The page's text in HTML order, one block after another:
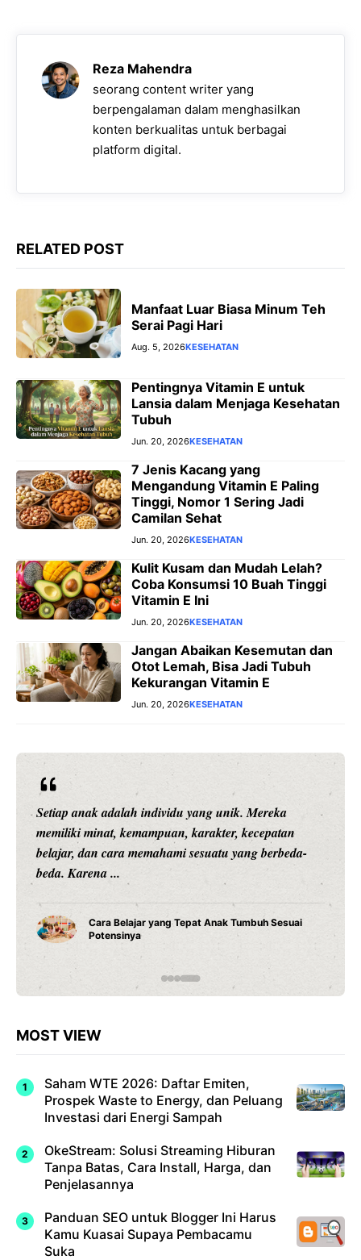
b s
A
p
g
r
a
m
e
n
g
e
r
L
i
n
k
Reza Mahendra
seorang content writer yang
berpengalaman dalam menghasilkan
konten berkualitas untuk berbagai
platform digital.
RELATED POST
Manfaat Luar Biasa Minum Teh
Serai Pagi Hari
Aug. 5, 2026KESEHATAN
Pentingnya Vitamin E untuk
Lansia dalam Menjaga Kesehatan
Tubuh
Jun. 20, 2026KESEHATAN
7 Jenis Kacang yang
Mengandung Vitamin E Paling
Tinggi, Nomor 1 Sering Jadi
Camilan Sehat
Jun. 20, 2026KESEHATAN
Kulit Kusam dan Mudah Lelah?
Coba Konsumsi 10 Buah Tinggi
Vitamin E Ini
Jun. 20, 2026KESEHATAN
Jangan Abaikan Kesemutan dan
Otot Lemah, Bisa Jadi Tubuh
Kekurangan Vitamin E
Jun. 20, 2026KESEHATAN
Rekor Pertemuan Indonesia vs Singapura: Garuda
Lebih Unggul, tetapi The Lions Tak Pernah Mudah
Dikalahkan JAKARTA – Pertandingan Indonesia vs
...
Rekor Indonesia vs Singapura: Garuda Lebih
Dominan Jelang ASEAN Hyundai Cup 2026
MOST VIEW
Saham WTE 2026: Daftar Emiten,
Prospek Waste to Energy, dan Peluang
Investasi dari Energi Sampah
OkeStream: Solusi Streaming Hiburan
Tanpa Batas, Cara Install, Harga, dan
Penjelasannya
Panduan SEO untuk Blogger Ini Harus
Kamu Kuasai Supaya Pembacamu
Suka